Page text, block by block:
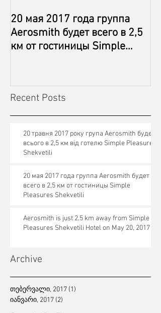
20 мая 2017 года группа
Aerosmith будет всего в 2,5
км от гостиницы Simple
Recent Posts
20 травня 2017 року група Aerosmith буде
всього в 2,5 км від готелю Simple Pleasures
Shekvetili
20 мая 2017 года группа Aerosmith будет
всего в 2,5 км от гостиницы Simple
Pleasures Shekvetili
Aerosmith is just 2.5 km away from Simple
Pleasures Shekvetili Hotel on May 20, 2017
Archive
თებერვალი, 2017 (1)
იანვარი, 2017 (2)